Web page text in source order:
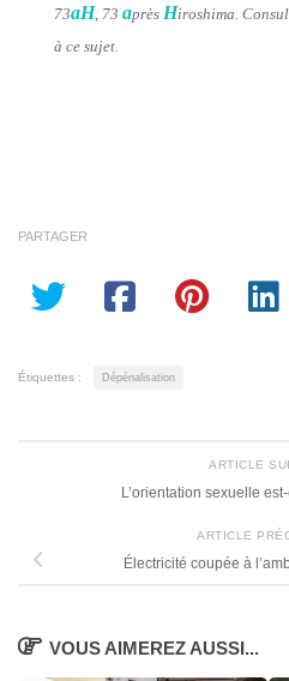
73aH, 73 après Hiroshima.
à ce sujet.
PARTAGER
Étiquettes : Dépénalisation
ARTICLE
L’orientation sexuelle
ARTICLE
Électricité coupée à
VOUS AIMEREZ AUSSI...